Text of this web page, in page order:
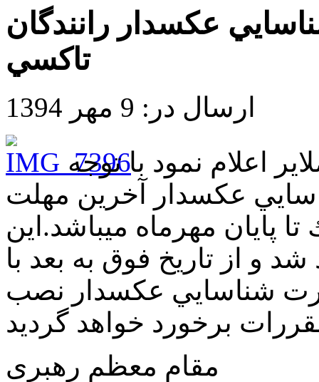
عكسدار رانندگان
تاكسي
ارسال در: 9 مهر 1394
اعلام نمود با توجه
عكسدار آخرين مهلت
پايان مهرماه ميباشد.اين
و از تاريخ فوق به بعد با
شناسايي عكسدار نصب
مقام معظم رهبری